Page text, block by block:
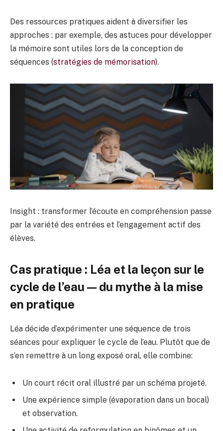
Des ressources pratiques aident à diversifier les
approches : par exemple, des astuces pour développer
la mémoire sont utiles lors de la conception de
séquences (stratégies de mémorisation).
Insight : transformer l’écoute en compréhension passe
par la variété des entrées et l’engagement actif des
élèves.
Cas pratique : Léa et la leçon sur le
cycle de l’eau — du mythe à la mise
en pratique
Léa décide d’expérimenter une séquence de trois
séances pour expliquer le cycle de l’eau. Plutôt que de
s’en remettre à un long exposé oral, elle combine:
Un court récit oral illustré par un schéma projeté.
Une expérience simple (évaporation dans un bocal)
et observation.